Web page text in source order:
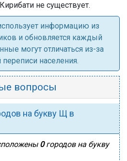
не существует.
информацию из
и обновляется каждый
могут отличаться из-за
переписи населения.
вопросы
на букву Щ в
0городов на букву